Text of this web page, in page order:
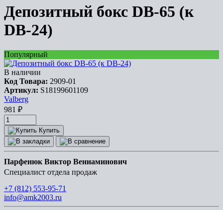
Депозитный бокс DB-65 (к
DB-24)
Популярный
В наличии
Код Товара: 2909-01
Артикул: S18199601109
Valberg
981 ₽
Купить
Парфенюк Виктор Вениаминович
Специалист отдела продаж
+7 (812) 553-95-71
info@amk2003.ru